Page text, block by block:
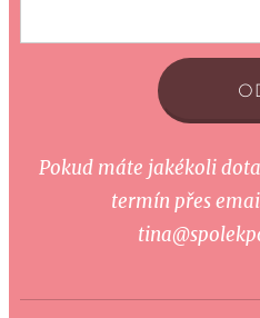
Pokud máte jakékoli
termín přes